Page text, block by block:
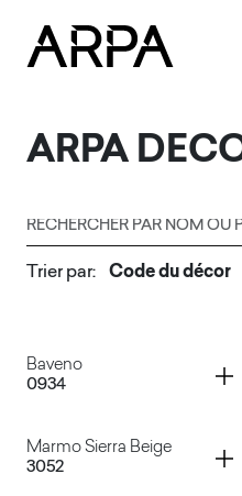
ARPA
Rechercher par nom ou
Trier par:
Baveno
0934
Container
Marmo Sierra Beige
3052
Container